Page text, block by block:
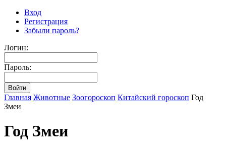
Вход
Регистрация
Забыли пароль?
Логин:
Пароль:
Главная Животные Зоогороскоп Китайский гороскоп Год
Змеи
Год Змеи